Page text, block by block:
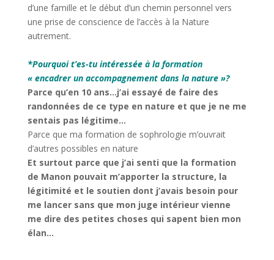
d’une famille et le début d’un chemin personnel vers
une prise de conscience de l’accès à la Nature
autrement.
*Pourquoi t’es-tu intéressée à la formation
« encadrer un accompagnement dans la nature »?
Parce qu’en 10 ans…j’ai essayé de faire des
randonnées de ce type en nature et que je ne me
sentais pas légitime…
Parce que ma formation de sophrologie m’ouvrait
d’autres possibles en nature
Et surtout parce que j’ai senti que la formation
de Manon pouvait m’apporter la structure, la
légitimité et le soutien dont j’avais besoin pour
me lancer sans que mon juge intérieur vienne
me dire des petites choses qui sapent bien mon
élan…